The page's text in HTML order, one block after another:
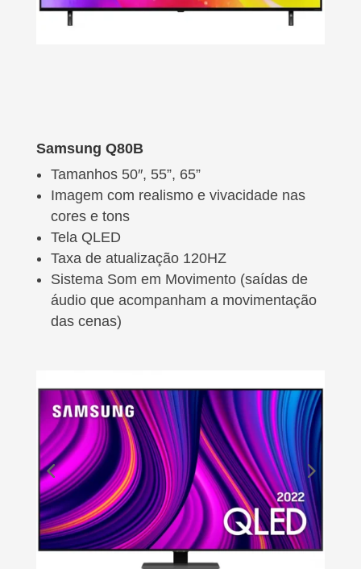
Samsung Q80B
Tamanhos 50″, 55”, 65”
Imagem com realismo e vivacidade nas
cores e tons
Tela QLED
Taxa de atualização 120HZ
Sistema Som em Movimento (saídas de
áudio que acompanham a movimentação
das cenas)